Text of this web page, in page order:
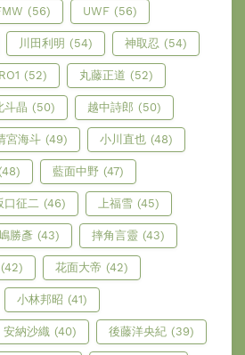
(56) UWF (56)
川田利明 (54) 神取忍 (54)
(52) 丸藤正道 (52)
斗晶 (50) 越中詩郎 (50)
宮海斗 (49) 小川直也 (48)
藍面中野 (47)
口征二 (46) 上福雪 (45)
勝彥 (43) 摔角言靈 (43)
(42) 花面大帝 (42)
小林邦昭 (41)
安納沙織 (40) 後藤洋央紀 (39)